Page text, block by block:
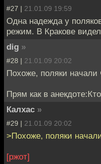
#27 | 21.01.09 19:59
Одна надежда у
режим. В Кракове
dig »
#28 | 21.01.09 20:02
Похоже, поляки начали
Прям как в
Калхас »
#29 | 21.01.09 20:02
>Похоже, поляки
[ржот]